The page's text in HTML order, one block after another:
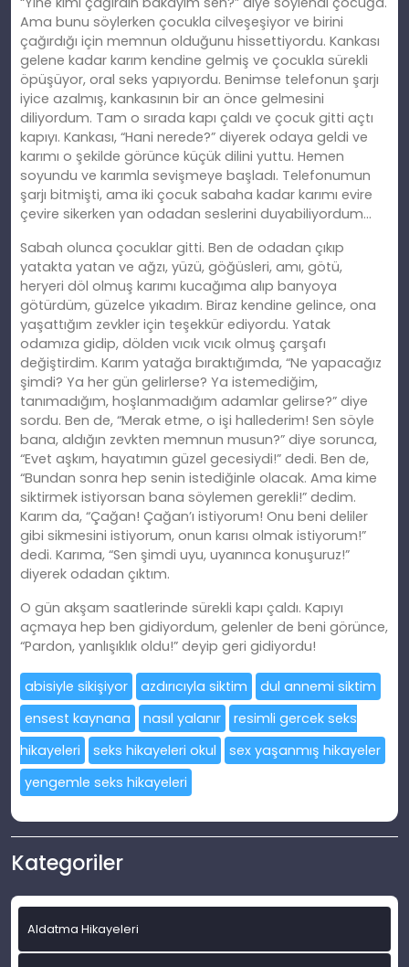
Ama bunu söylerken çocukla cilveşeşiyor ve birini
çağırdığı için memnun olduğunu hissettiyordu. Kankası
gelene kadar karım kendine gelmiş ve çocukla sürekli
öpüşüyor, oral seks yapıyordu. Benimse telefonun şarjı
iyice azalmış, kankasının bir an önce gelmesini
diliyordum. Tam o sırada kapı çaldı ve çocuk gitti açtı
kapıyı. Kankası, “Hani nerede?” diyerek odaya geldi ve
karımı o şekilde görünce küçük dilini yuttu. Hemen
soyundu ve karımla sevişmeye başladı. Telefonumun
şarjı bitmişti, ama iki çocuk sabaha kadar karımı evire
çevire sikerken yan odadan seslerini duyabiliyordum…
Sabah olunca çocuklar gitti. Ben de odadan çıkıp
yatakta yatan ve ağzı, yüzü, göğüsleri, amı, götü,
heryeri döl olmuş karımı kucağıma alıp banyoya
götürdüm, güzelce yıkadım. Biraz kendine gelince, ona
yaşattığım zevkler için teşekkür ediyordu. Yatak
odamıza gidip, dölden vıcık vıcık olmuş çarşafı
değiştirdim. Karım yatağa bıraktığımda, “Ne yapacağız
şimdi? Ya her gün gelirlerse? Ya istemediğim,
tanımadığım, hoşlanmadığım adamlar gelirse?” diye
sordu. Ben de, “Merak etme, o işi hallederim! Sen söyle
bana, aldığın zevkten memnun musun?” diye sorunca,
“Evet aşkım, hayatımın güzel gecesiydi!” dedi. Ben de,
“Bundan sonra hep senin istediğinle olacak. Ama kime
siktirmek istiyorsan bana söylemen gerekli!” dedim.
Karım da, “Çağan! Çağan’ı istiyorum! Onu beni deliler
gibi sikmesini istiyorum, onun karısı olmak istiyorum!”
dedi. Karıma, “Sen şimdi uyu, uyanınca konuşuruz!”
diyerek odadan çıktım.
O gün akşam saatlerinde sürekli kapı çaldı. Kapıyı
açmaya hep ben gidiyordum, gelenler de beni görünce,
“Pardon, yanlışıklık oldu!” deyip geri gidiyordu!
abisiyle sikişiyor azdırıcıyla siktim
dul annemi siktim
ensest kaynana
nasıl yalanır
resimli gercek seks
hikayeleri
seks hikayeleri okul
sex yaşanmış hikayeler
yengemle seks hikayeleri
Kategoriler
Aldatma Hikayeleri